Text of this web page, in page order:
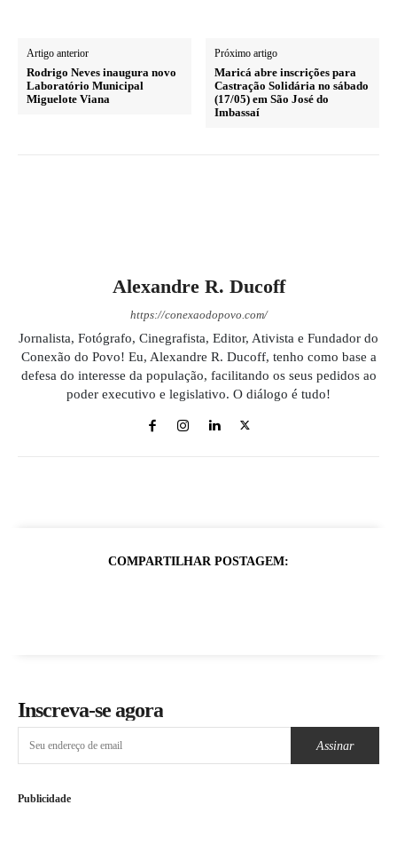
Artigo anterior
Rodrigo Neves inaugura novo
Laboratório Municipal
Miguelote Viana
Próximo artigo
Maricá abre inscrições para
Castração Solidária no sábado
(17/05) em São José do
Imbassaí
Alexandre R. Ducoff
https://conexaodopovo.com/
Jornalista, Fotógrafo, Cinegrafista, Editor, Ativista e Fundador do
Conexão do Povo! Eu, Alexandre R. Ducoff, tenho como base a
defesa do interesse da população, facilitando os seus pedidos ao
poder executivo e legislativo. O diálogo é tudo!
COMPARTILHAR POSTAGEM:
Inscreva-se agora
Assinar
Publicidade